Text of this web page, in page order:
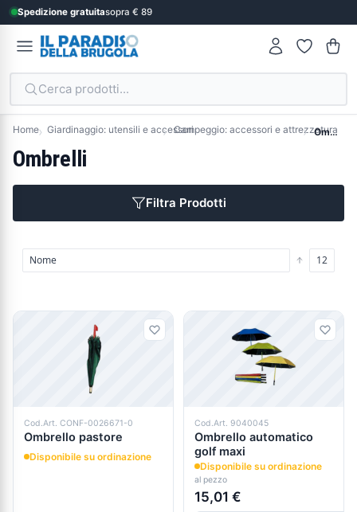
Spedizione gratuitasopra € 89
Cerca prodotti...
Home Giardinaggio: utensili e accessoriCampeggio: accessori e attrezzatura
Ombrelli
Ombrelli
Filtra Prodotti
Prodotti
Cod.Art. CONF-0026671-0
Ombrello pastore
Disponibile su ordinazione
Cod.Art. 9040045
Ombrello automatico
golf maxi
Disponibile su ordinazione
al pezzo
15,01 €